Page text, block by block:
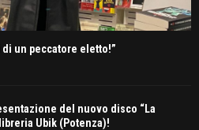
di un peccatore eletto!”
del nuovo disco “La
Ubik (Potenza)!